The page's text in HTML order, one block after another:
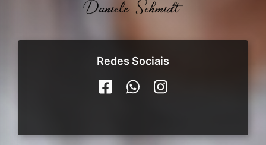
Redes Sociais